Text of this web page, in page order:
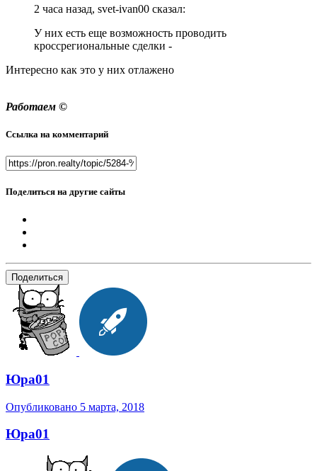
2 часа назад, svet-ivan00 сказал:
У них есть еще возможность проводить
кроссрегиональные сделки -
Интересно как это у них отлажено
Работаем ©
Ссылка на комментарий
Поделиться на другие сайты
Поделиться
Юра01
Опубликовано 5 марта, 2018
Юра01